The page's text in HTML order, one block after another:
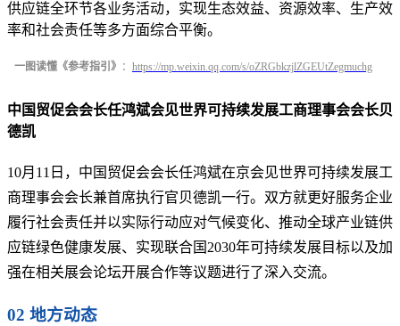
供应链全环节各业务活动，实现生态效益、资源效率、生产效
率和社会责任等多方面综合平衡。
一图读懂《参考指引》 ： https://mp.weixin.qq.com/s/oZRGbkzjlZGEUtZegmuchg
中国贸促会会长任鸿斌会见世界可持续发展工商理事会会长贝
德凯
10月11日，中国贸促会会长任鸿斌在京会见世界可持续发展工
商理事会会长兼首席执行官贝德凯一行。双方就更好服务企业
履行社会责任并以实际行动应对气候变化、推动全球产业链供
应链绿色健康发展、实现联合国2030年可持续发展目标以及加
强在相关展会论坛开展合作等议题进行了深入交流。
02 地方动态